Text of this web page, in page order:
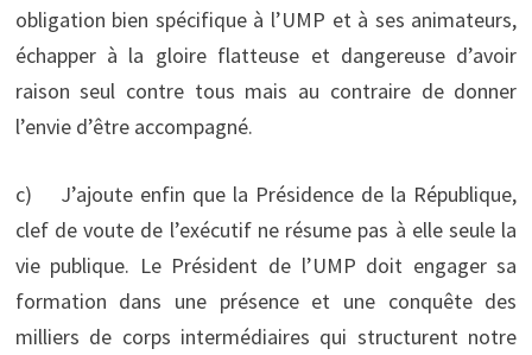
obligation bien spécifique à l’UMP et à ses animateurs,
échapper à la gloire flatteuse et dangereuse d’avoir
raison seul contre tous mais au contraire de donner
l’envie d’être accompagné.
c) J’ajoute enfin que la Présidence de la République,
clef de voute de l’exécutif ne résume pas à elle seule la
vie publique. Le Président de l’UMP doit engager sa
formation dans une présence et une conquête des
milliers de corps intermédiaires qui structurent notre